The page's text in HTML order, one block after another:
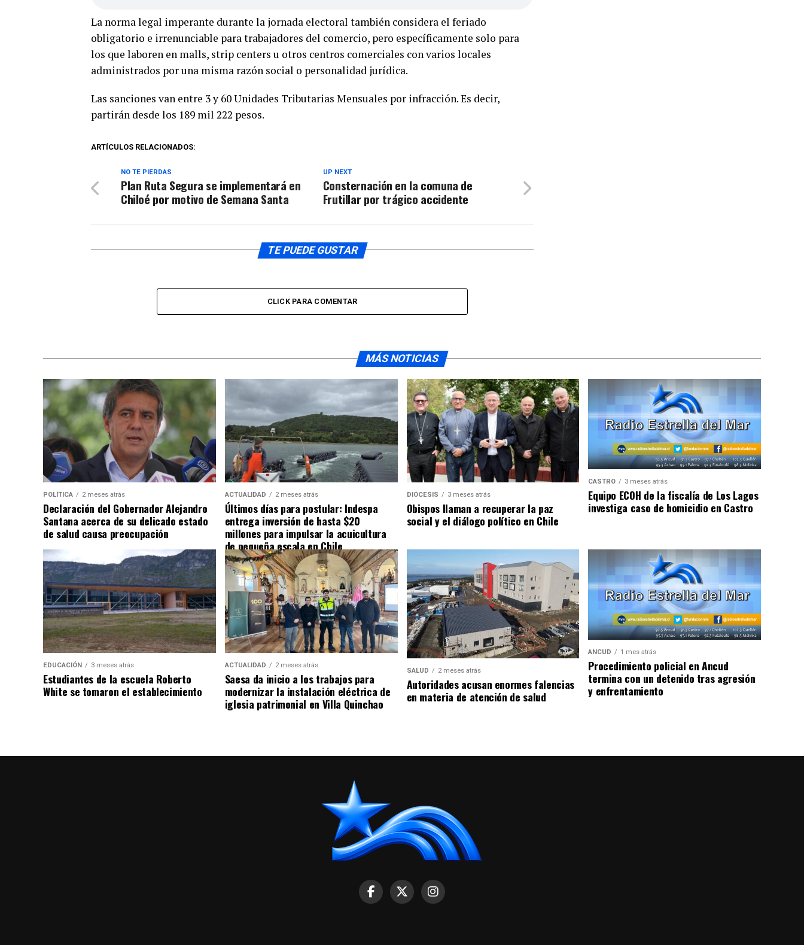
La norma legal imperante durante la jornada electoral también considera el feriado
obligatorio e irrenunciable para trabajadores del comercio, pero específicamente solo para
los que laboren en malls, strip centers u otros centros comerciales con varios locales
administrados por una misma razón social o personalidad jurídica.
Las sanciones van entre 3 y 60 Unidades Tributarias Mensuales por infracción. Es decir,
partirán desde los 189 mil 222 pesos.
ARTÍCULOS RELACIONADOS:
UP NEXT
Consternación en la comuna de
Frutillar por trágico accidente
NO TE PIERDAS
Plan Ruta Segura se implementará en
Chiloé por motivo de Semana Santa
TE PUEDE GUSTAR
CLICK PARA COMENTAR
MÁS NOTICIAS
POLÍTICA 2 meses atrás
Declaración del Gobernador Alejandro
Santana acerca de su delicado estado
de salud causa preocupación
ACTUALIDAD 2 meses atrás
Últimos días para postular: Indespa
entrega inversión de hasta $20
millones para impulsar la acuicultura
de pequeña escala en Chile
DIÓCESIS 3 meses atrás
Obispos llaman a recuperar la paz
social y el diálogo político en Chile
CASTRO 3 meses atrás
Equipo ECOH de la fiscalía de Los Lagos
investiga caso de homicidio en Castro
EDUCACIÓN 3 meses atrás
Estudiantes de la escuela Roberto
White se tomaron el establecimiento
ACTUALIDAD 2 meses atrás
Saesa da inicio a los trabajos para
modernizar la instalación eléctrica de
iglesia patrimonial en Villa Quinchao
SALUD 2 meses atrás
Autoridades acusan enormes falencias
en materia de atención de salud
ANCUD 1 mes atrás
Procedimiento policial en Ancud
termina con un detenido tras agresión
y enfrentamiento